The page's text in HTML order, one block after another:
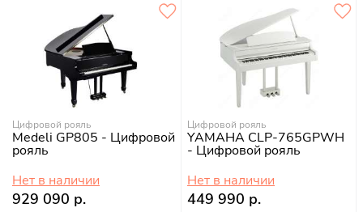
Цифровой рояль
Medeli GP805 - Цифровой
рояль
Нет в наличии
929 090 р.
Цифровой рояль
YAMAHA CLP-765GPWH
- Цифровой рояль
Нет в наличии
449 990 р.